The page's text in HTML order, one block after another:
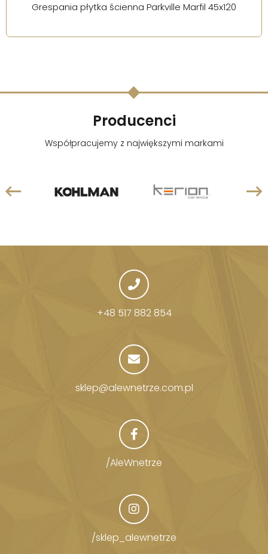
Grespania płytka ścienna Parkville Marfil 45x120
Producenci
Współpracujemy z największymi markami
+48 517 882 854
sklep@alewnetrze.com.pl
/AleWnetrze
/sklep_alewnetrze